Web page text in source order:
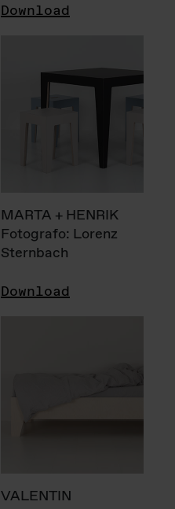
Download
MARTA + HENRIK
Fotografo: Lorenz
Sternbach
Download
VALENTIN